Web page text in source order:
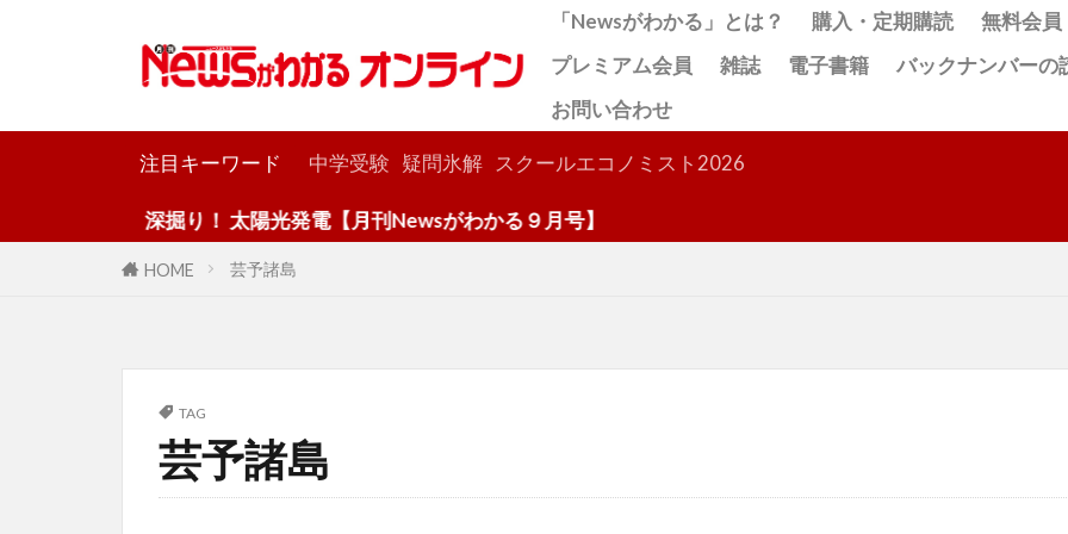
「Newsがわかる」とは？ 購入・定期購読
無料会員
プレミアム会員
雑誌 電子書籍
バックナンバーの
お問い合わせ
注目キーワード 中学受験 疑問氷解 スクールエコノミスト2026
深掘り！ 太陽光発電【月刊Newsがわかる９月号】
HOME 芸予諸島
TAG
芸予諸島
検索